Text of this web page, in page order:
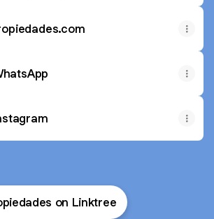
on Linktree